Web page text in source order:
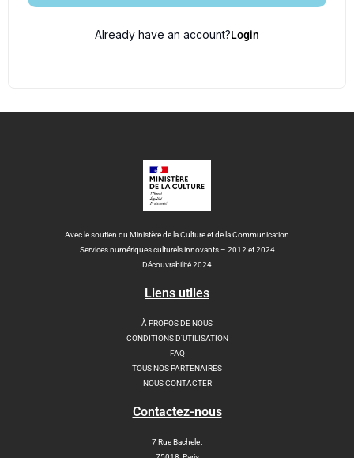
Already have an account?Login
Avec le soutien du Ministère de la Culture et de la Communication
Services numériques culturels innovants – 2012 et 2024
Découvrabilité 2024
Liens utiles
À PROPOS DE NOUS
CONDITIONS D'UTILISATION
FAQ
TOUS NOS PARTENAIRES
NOUS CONTACTER
Contactez-nous
7 Rue Bachelet